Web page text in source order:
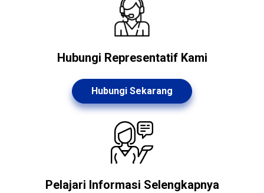
Hubungi Representatif Kami
Hubungi Sekarang
Pelajari Informasi Selengkapnya